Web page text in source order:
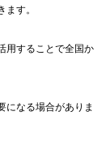
す。
用することで全国か
になる場合がありま